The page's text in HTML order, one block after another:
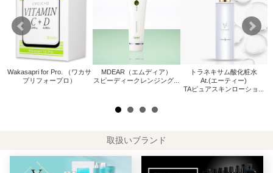
Wakasapri for Pro. （ワカサ
プリフォープロ）
MDEAR（エムディア）
スピーディークレンジング...
トラネキサム酸化粧水
At.(エーティー)
TAピュアスキンローショ...
取扱いブランド